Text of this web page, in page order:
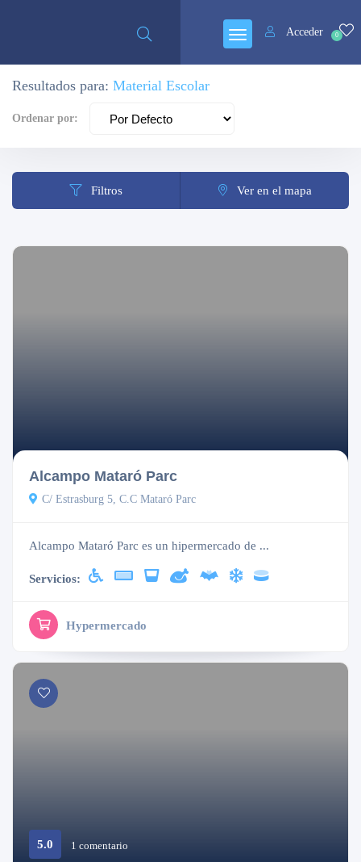
0
Acceder
Resultados para: Material Escolar
Ordenar por:
Filtros Ver en el mapa
Alcampo Mataró Parc
C/ Estrasburg 5, C.C Mataró Parc
Alcampo Mataró Parc es un hipermercado de ...
Servicios:
Hypermercado
5.0 1 comentario